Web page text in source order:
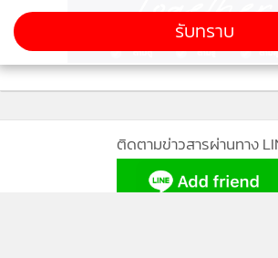
ของตลาดหุ้นยุโรป บลจ.กสิกรไทยยังแนะนำ
เปียน หุ้นทุน (K-EUROPE) โดยจะเน้นลงทุ
ภูมิภาคยุโรป ผ่านกองทุนหลัก Allianz
Class AT-EUR ซึ่งผลดำเนินงานย้อนหลังข
ตอบแทนที่โดดเด่นต่อเนื่อง บริหารจัดการโ
Investor หนึ่งในผู้จัดการกองทุนชั้นนำของ
ติดตามข่าวสารผ่านทาง
รับทราบ